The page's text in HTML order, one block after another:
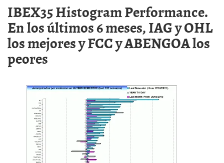
IBEX35 Histogram Performance.
En los últimos 6 meses, IAG y OHL
los mejores y FCC y ABENGOA los
peores